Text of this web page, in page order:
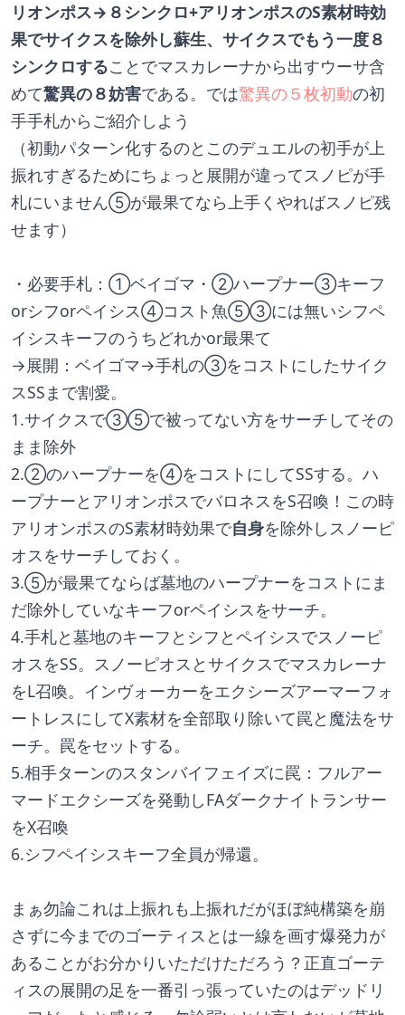
リオンポス→８シンクロ+アリオンポスのS素材時効
果でサイクスを除外し蘇生、サイクスでもう一度８
シンクロすることでマスカレーナから出すウーサ含
めて驚異の８妨害である。では驚異の５枚初動の初
手手札からご紹介しよう
（初動パターン化するのとこのデュエルの初手が上
振れすぎるためにちょっと展開が違ってスノピが手
札にいません⑤が最果てなら上手くやればスノピ残
せます）
・必要手札：①ベイゴマ・②ハープナー③キーフ
orシフorペイシス④コスト魚⑤③には無いシフペ
イシスキーフのうちどれかor最果て
→展開：ベイゴマ→手札の③をコストにしたサイク
スSSまで割愛。
1.サイクスで③⑤で被ってない方をサーチしてその
まま除外
2.②のハープナーを④をコストにしてSSする。ハ
ープナーとアリオンポスでバロネスをS召喚！この時
アリオンポスのS素材時効果で自身を除外しスノーピ
オスをサーチしておく。
3.⑤が最果てならば墓地のハープナーをコストにま
だ除外していなキーフorペイシスをサーチ。
4.手札と墓地のキーフとシフとペイシスでスノーピ
オスをSS。スノーピオスとサイクスでマスカレーナ
をL召喚。インヴォーカーをエクシーズアーマーフォ
ートレスにしてX素材を全部取り除いて罠と魔法をサ
ーチ。罠をセットする。
5.相手ターンのスタンバイフェイズに罠：フルアー
マードエクシーズを発動しFAダークナイトランサー
をX召喚
6.シフペイシスキーフ全員が帰還。
まぁ勿論これは上振れも上振れだがほぼ純構築を崩
さずに今までのゴーティスとは一線を画す爆発力が
あることがお分かりいただけただろう？正直ゴーテ
ィスの展開の足を一番引っ張っていたのはデッドリ